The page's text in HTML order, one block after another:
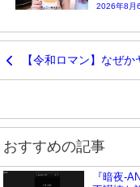
2026年8月
【令和ロマン】なぜ
おすすめの記事
『暗夜-